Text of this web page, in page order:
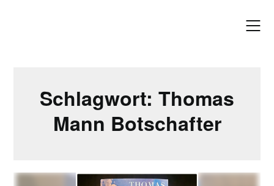
Schlagwort: Thomas
Mann Botschafter